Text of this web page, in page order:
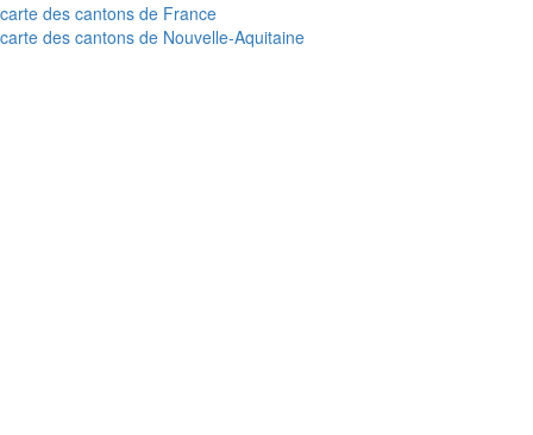
carte des cantons de France
carte des cantons de Nouvelle-Aquitaine